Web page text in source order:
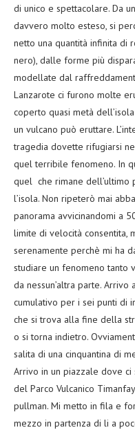
di unico e spettacolare. Da
davvero molto esteso, si
netto una quantità infinita di
nero), dalle forme più
modellate dal
Lanzarote ci furono molte
coperto quasi metà
un vulcano può eruttare.
tragedia dovette rifugiarsi
quel terribile fenomeno. In
quel che rimane
l’isola. Non ripeterò mai
panorama avvicinandomi a
limite di velocità consentita,
serenamente perchè mi ha
studiare un fenomeno tanto
da nessun’altra parte.
cumulativo per i sei punti di
che si trova alla fine della
o si torna indietro.
salita di una cinquantina di
Arrivo in un piazzale dove
del Parco Vulcanico
pullman. Mi metto in fila e
mezzo in partenza di li a